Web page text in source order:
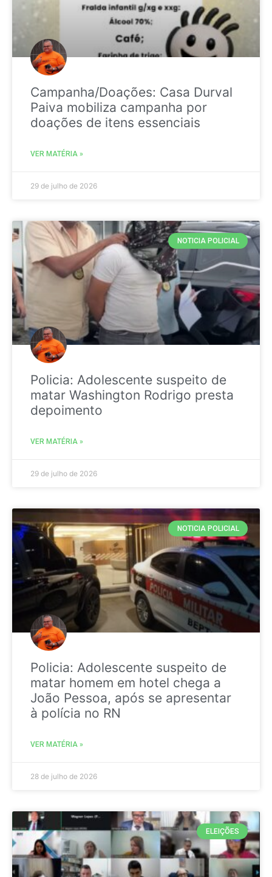
Campanha/Doações: Casa Durval
Paiva mobiliza campanha por
doações de itens essenciais
VER MATÉRIA »
29 de julho de 2026
NOTICIA POLICIAL
Policia: Adolescente suspeito de
matar Washington Rodrigo presta
depoimento
VER MATÉRIA »
29 de julho de 2026
NOTICIA POLICIAL
Policia: Adolescente suspeito de
matar homem em hotel chega a
João Pessoa, após se apresentar
à polícia no RN
VER MATÉRIA »
28 de julho de 2026
ELEIÇÕES